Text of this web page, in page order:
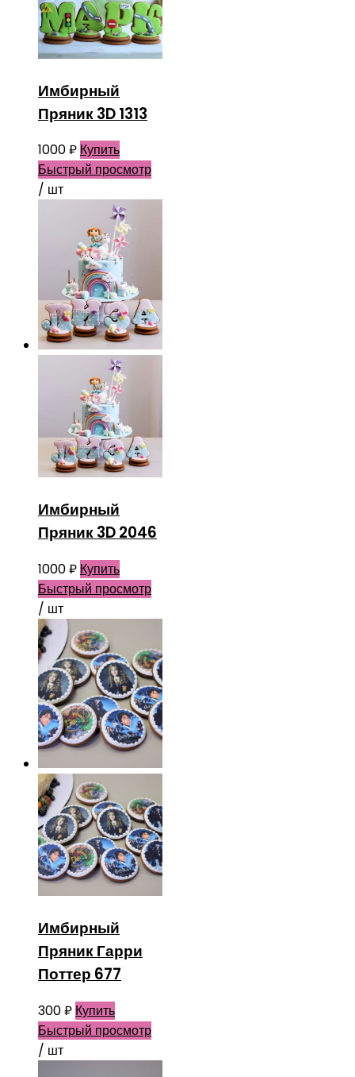
Имбирный
Пряник 3D 1313
1000₽ Купить
Быстрый просмотр
/ шт
Имбирный
Пряник 3D 2046
1000₽ Купить
Быстрый просмотр
/ шт
Имбирный
Пряник Гарри
Поттер 677
300₽ Купить
Быстрый просмотр
/ шт